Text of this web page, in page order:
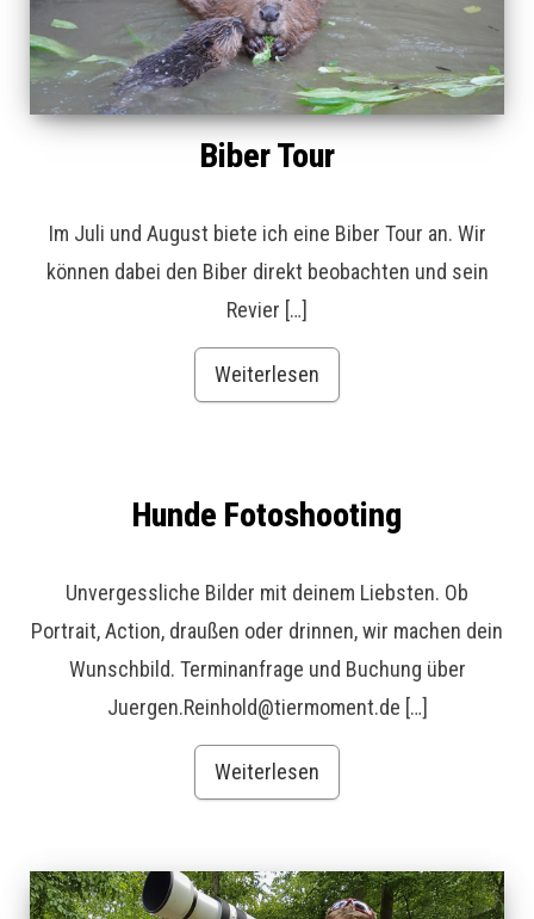
Biber Tour
Im Juli und August biete ich eine Biber Tour an. Wir
können dabei den Biber direkt beobachten und sein
Revier […]
Weiterlesen
Hunde Fotoshooting
Unvergessliche Bilder mit deinem Liebsten. Ob
Portrait, Action, draußen oder drinnen, wir machen dein
Wunschbild. Terminanfrage und Buchung über
Juergen.Reinhold@tiermoment.de […]
Weiterlesen